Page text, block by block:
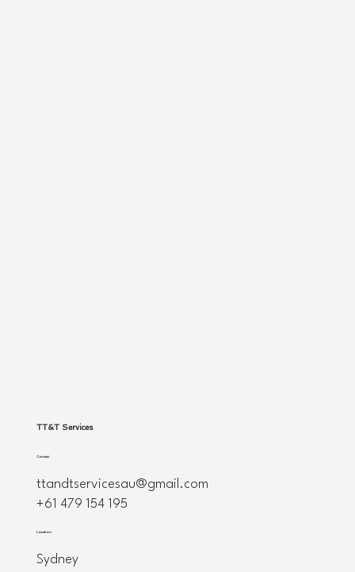
TT&T Services
Contact
ttandtservicesau@gmail.com
+61 479 154 195
Location
Sydney